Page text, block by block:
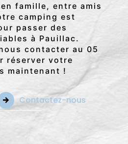
famille, entre amis
camping est
passer des
à Pauillac.
contacter au 05
réserver votre
maintenant !
Contactez-nous